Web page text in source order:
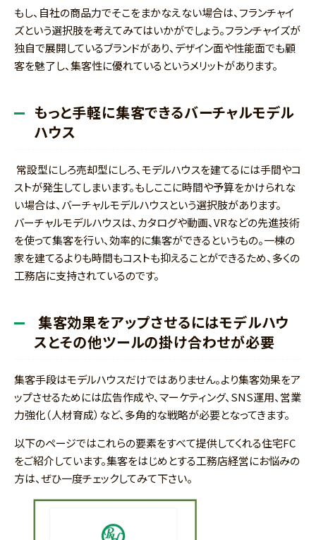
もし、自社の商品力でそこをまかなえない場合は、フランチャイ
ズという選択肢を考えてみてはいかがでしょう。フランチャイズが
独自で展開しているブランドがあり、デザイン面や性能面でも顧
客を魅了し、集客性に優れているというメリットがあります。
もっと手軽に集客できるバーチャルモデル
ハウス
常設型にしろ売却型にしろ、モデルハウスを建てるには手間やコ
ストが発生してしまいます。もしここに時間や予算をかけられな
い場合は、バーチャルモデルハウスという選択肢があります。
バーチャルモデルハウスは、カタログや動画、VRなどの先進技術
を使って集客を行い、効率的に集客ができるというもの。一棟の
家を建てるよりも時間もコストも抑えることができるため、多くの
工務店に支持されているのです。
集客効果をアップさせるにはモデルハウ
スとその他ツールの掛け合わせが必要
集客手段はモデルハウスだけではありません。より集客効果をア
ップさせるためには広告作成や、マーケティング、SNS運用、営業
力強化（人材育成）など、多角的な戦略が必要となってきます。
以下のページではこれらの要素をすべて提供してくれる住宅FC
をご紹介しています。集客をはじめとする工務店経営にお悩みの
方は、ぜひ一度チェックしてみて下さい。